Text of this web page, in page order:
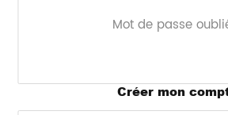
Mot de passe
Créer mon
aux consommateurs la